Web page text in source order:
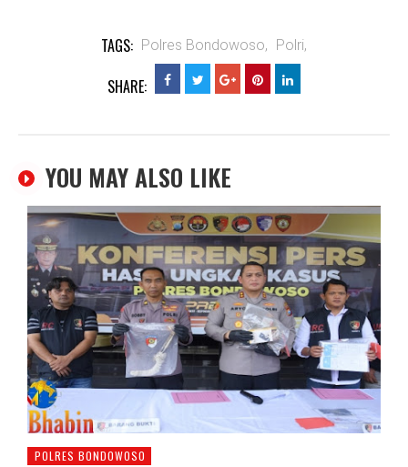
TAGS: Polres Bondowoso, Polri,
SHARE:
YOU MAY ALSO LIKE
POLRES BONDOWOSO